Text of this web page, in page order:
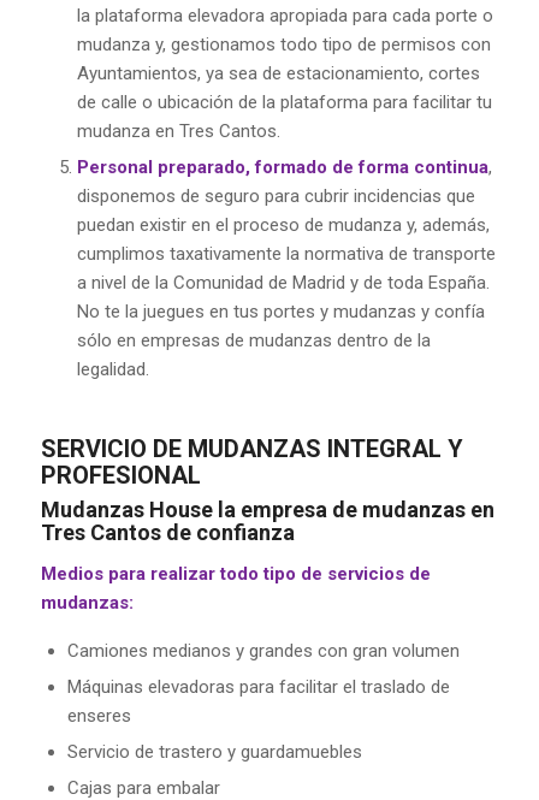
la plataforma elevadora apropiada para cada porte o
mudanza y, gestionamos todo tipo de permisos con
Ayuntamientos, ya sea de estacionamiento, cortes
de calle o ubicación de la plataforma para facilitar tu
mudanza en Tres Cantos.
Personal preparado, formado de forma continua,
disponemos de seguro para cubrir incidencias que
puedan existir en el proceso de mudanza y, además,
cumplimos taxativamente la normativa de transporte
a nivel de la Comunidad de Madrid y de toda España.
No te la juegues en tus portes y mudanzas y confía
sólo en empresas de mudanzas dentro de la
legalidad.
SERVICIO DE MUDANZAS INTEGRAL Y
PROFESIONAL
Mudanzas House la empresa de mudanzas en
Tres Cantos de confianza
Medios para realizar todo tipo de servicios de
mudanzas:
Camiones medianos y grandes con gran volumen
Máquinas elevadoras para facilitar el traslado de
enseres
Servicio de trastero y guardamuebles
Cajas para embalar